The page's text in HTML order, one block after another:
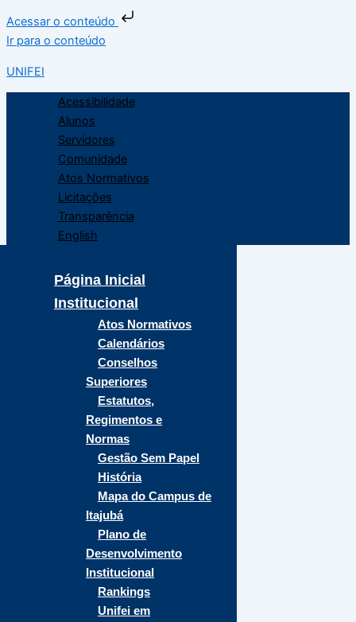
Acessar o conteúdo
Ir para o conteúdo
UNIFEI
Acessibilidade
Alunos
Servidores
Comunidade
Atos Normativos
Licitações
Transparência
English
Página Inicial
Institucional
Atos Normativos
Calendários
Conselhos
Superiores
Estatutos,
Regimentos e
Normas
Gestão Sem Papel
História
Mapa do Campus de
Itajubá
Plano de
Desenvolvimento
Institucional
Rankings
Unifei em